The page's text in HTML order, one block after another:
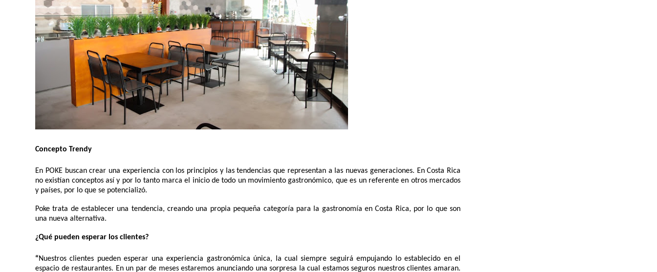
Concepto Trendy
En POKE buscan crear una experiencia con los principios y las tendencias que representan a las nuevas generaciones. En Costa Rica
no existían conceptos así y por lo tanto marca el inicio de todo un movimiento gastronómico, que es un referente en otros mercados
y países, por lo que se potencializó.
Poke trata de establecer una tendencia, creando una propia pequeña categoría para la gastronomía en Costa Rica, por lo que son
una nueva alternativa.
¿Qué pueden esperar los clientes?
“Nuestros clientes pueden esperar una experiencia gastronómica única, la cual siempre seguirá empujando lo establecido en el
espacio de restaurantes. En un par de meses estaremos anunciando una sorpresa la cual estamos seguros nuestros clientes amaran.